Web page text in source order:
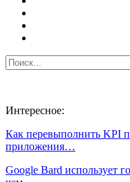
Интересное:
Как перевыполнить KPI
приложения…
Google Bard использует